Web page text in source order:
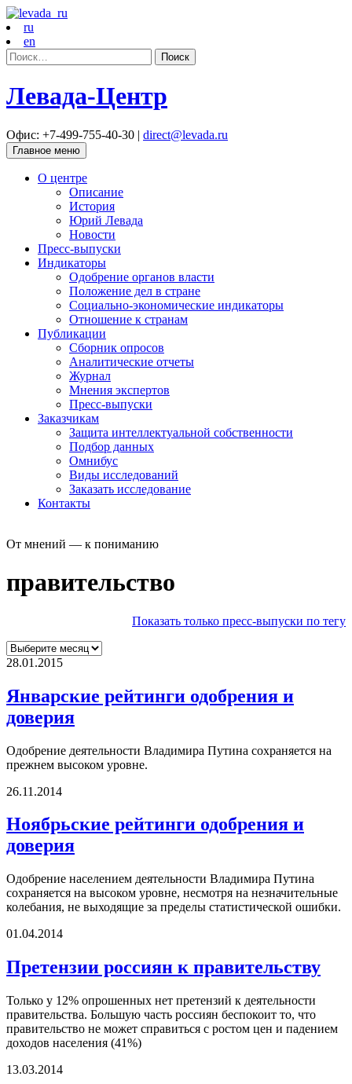
ru
en
Найти:
Левада-Центр
Офис: +7-499-755-40-30 | direct@levada.ru
Главное меню
О центре
Описание
История
Юрий Левада
Новости
Пресс-выпуски
Индикаторы
Одобрение органов власти
Положение дел в стране
Социально-экономические индикаторы
Отношение к странам
Публикации
Сборник опросов
Аналитические отчеты
Журнал
Мнения экспертов
Пресс-выпуски
Заказчикам
Защита интеллектуальной собственности
Подбор данных
Омнибус
Виды исследований
Заказать исследование
Контакты
От мнений — к пониманию
правительство
Показать только пресс-выпуски по тегу
28.01.2015
Январские рейтинги одобрения и
доверия
Одобрение деятельности Владимира Путина сохраняется на
прежнем высоком уровне.
26.11.2014
Ноябрьские рейтинги одобрения и
доверия
Одобрение населением деятельности Владимира Путина
сохраняется на высоком уровне, несмотря на незначительные
колебания, не выходящие за пределы статистической ошибки.
01.04.2014
Претензии россиян к правительству
Только у 12% опрошенных нет претензий к деятельности
правительства. Большую часть россиян беспокоит то, что
правительство не может справиться с ростом цен и падением
доходов населения (41%)
13.03.2014